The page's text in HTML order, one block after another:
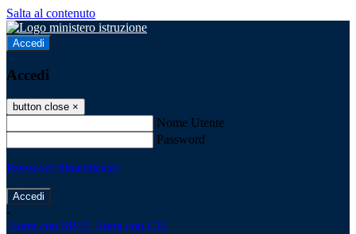
Salta al contenuto
Accedi
Accedi
button close ×
Nome Utente
Password
Password dimenticata?
-
Entra con SPID Entra con CIE